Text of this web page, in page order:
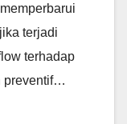
terjadi
terhadap
preventif…